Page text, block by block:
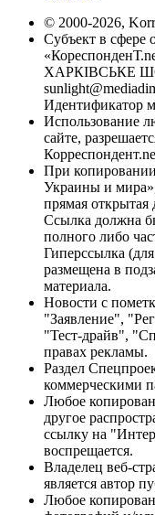
© 2000-2026,
Субъект в сфере
ХАРКІВСЬКЕ
Идентификатор
Использование
сайте,
При
Украины и мира»,
прямая открытая
Ссылка должна
полного либо
Гиперссылка
размещена в
материала.
Новости с
"Заявление",
"Тест-драйв",
правах рекламы.
Раздел
коммерческими
Любое
другое
ссылку на
воспрещается.
Владелец веб-
является автор
Любое